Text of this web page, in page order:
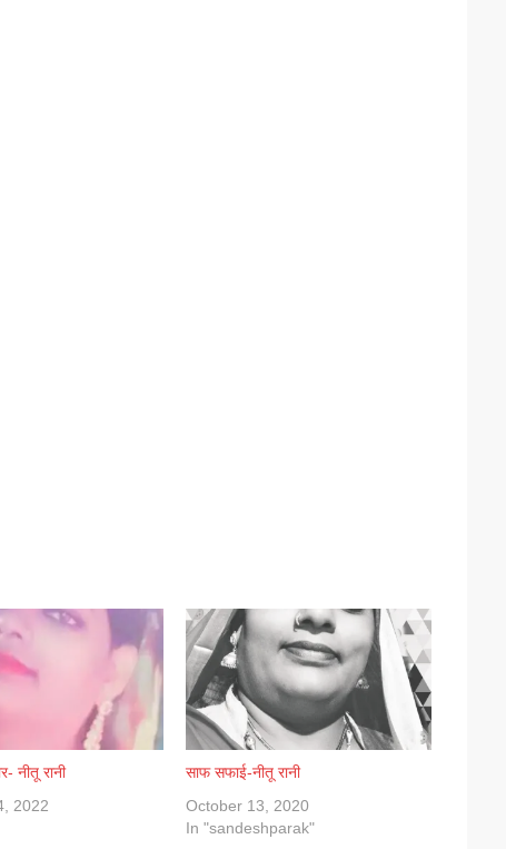
नीतू रानी
2022
साफ सफाई-नीतू रानी
October 13, 2020
In "sandeshparak"